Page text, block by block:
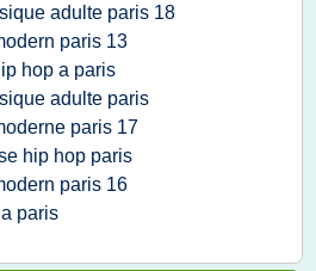
adulte paris 18
paris 13
hop a paris
adulte paris
paris 17
hip hop paris
paris 16
paris